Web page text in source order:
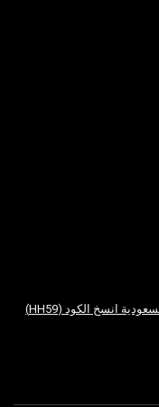
كود خصم ذا بودي شوب السعودية انسخ الكود (HH59)